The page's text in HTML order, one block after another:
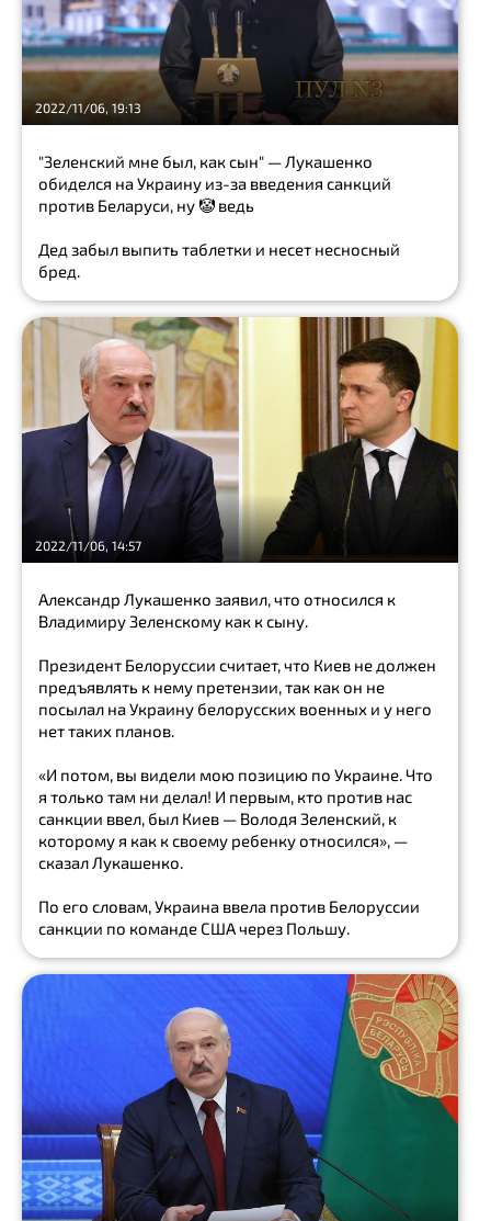
победа
бункер
чрезвычайная
ситуация
ресторан
продукты
питания
безопасность
Show
запрет
Show
рыба
Путин
Сорос
Сергей
Лавров
Show
all
2022/11/06, 19:13
"Зеленский мне был, как сын" — Лукашенко
обиделся на Украину из-за введения санкций
против Беларуси, ну 🤡 ведь
Дед забыл выпить таблетки и несет несносный
бред.
2022/11/06, 14:57
Александр Лукашенко заявил, что относился к
Владимиру Зеленскому как к сыну.
Президент Белоруссии считает, что Киев не должен
предъявлять к нему претензии, так как он не
посылал на Украину белорусских военных и у него
нет таких планов.
«И потом, вы видели мою позицию по Украине. Что
я только там ни делал! И первым, кто против нас
санкции ввел, был Киев — Володя Зеленский, к
которому я как к своему ребенку относился», —
сказал Лукашенко.
По его словам, Украина ввела против Белоруссии
санкции по команде США через Польшу.